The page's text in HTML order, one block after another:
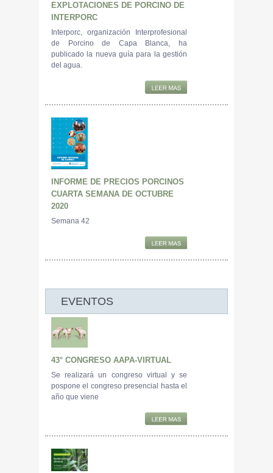
EXPLOTACIONES DE PORCINO DE
INTERPORC
Interporc, organización Interprofesional
de Porcino de Capa Blanca, ha
publicado la nueva guía para la gestión
del agua.
INFORME DE PRECIOS PORCINOS
CUARTA SEMANA DE OCTUBRE
2020
Semana 42
EVENTOS
43° CONGRESO AAPA-VIRTUAL
Se realizará un congreso virtual y se
pospone el congreso presencial hasta el
año que viene